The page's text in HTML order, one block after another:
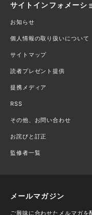
サイトインフォメーシ
お知らせ
個人情報の取り扱いについて
サイトマップ
読者プレゼント提供
提携メディア
RSS
その他、お問い合わせ
お詫びと訂正
監修者一覧
メールマガジン
ご興味に合わせたメルマガ